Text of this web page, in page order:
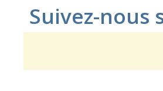
Suivez-nous